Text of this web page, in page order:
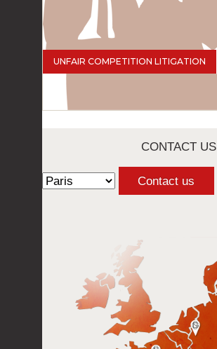
UNFAIR COMPETITION LITIGATION
CONTACT US